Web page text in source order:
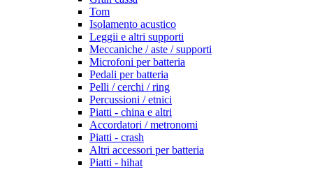
Tom
Isolamento acustico
Leggii e altri supporti
Meccaniche / aste / supporti
Microfoni per batteria
Pedali per batteria
Pelli / cerchi / ring
Percussioni / etnici
Piatti - china e altri
Accordatori / metronomi
Piatti - crash
Altri accessori per batteria
Piatti - hihat